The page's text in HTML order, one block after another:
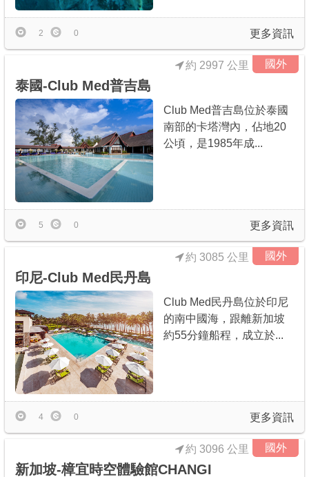
更多資訊
2 0
國外
約 2997 公里
泰國-Club Med普吉島
Club Med普吉島位於泰國
南部的卡塔灣內，佔地20
公頃，是1985年成...
更多資訊
5 0
國外
約 3085 公里
印尼-Club Med民丹島
Club Med民丹島位於印尼
的南中國海，跟離新加坡
約55分鐘船程，成立於...
更多資訊
4 0
國外
約 3096 公里
新加坡-樟宜時空體驗館CHANGI